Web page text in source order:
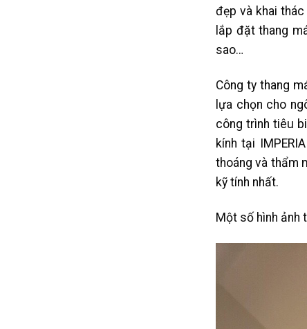
đẹp và khai
lắp đặt thang
sao…
Công ty thang
lựa chọn cho
công trình tiêu
kính tại
thoáng và thẩm
kỹ tính nhất.
Một số hình ảnh